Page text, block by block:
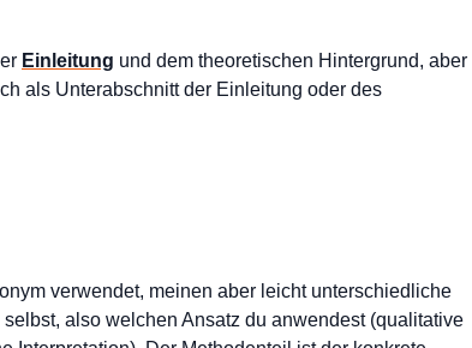
Einleitung und dem theoretischen Hintergrund, aber
als Unterabschnitt der Einleitung oder des
verwendet, meinen aber leicht unterschiedliche
also welchen Ansatz du anwendest (qualitative